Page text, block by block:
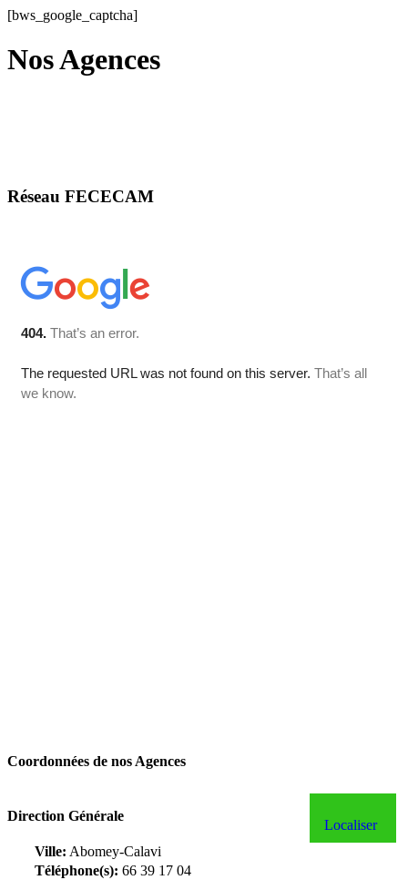
[bws_google_captcha]
Nos Agences
Réseau FECECAM
Coordonnées de nos Agences
Direction Générale
Ville: Abomey-Calavi
Téléphone(s): 66 39 17 04
Localiser